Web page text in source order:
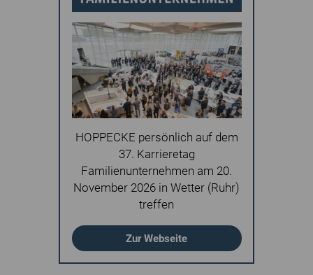
HOPPECKE persönlich auf dem
37. Karrieretag
Familienunternehmen am 20.
November 2026 in Wetter (Ruhr)
treffen
Zur Webseite